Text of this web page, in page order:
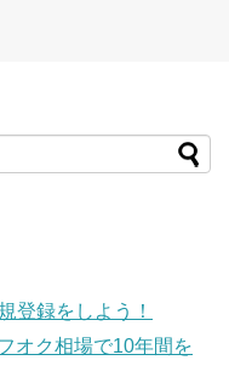
登録をしよう！
オク相場で10年間を